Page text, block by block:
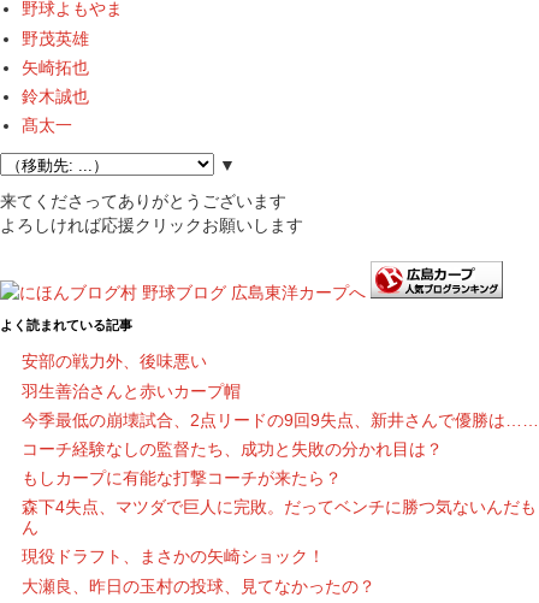
野球よもやま
野茂英雄
矢崎拓也
鈴木誠也
髙太一
▼
来てくださってありがとうございます
よろしければ応援クリックお願いします
よく読まれている記事
安部の戦力外、後味悪い
羽生善治さんと赤いカープ帽
今季最低の崩壊試合、2点リードの9回9失点、新井さんで優勝は……
コーチ経験なしの監督たち、成功と失敗の分かれ目は？
もしカープに有能な打撃コーチが来たら？
森下4失点、マツダで巨人に完敗。だってベンチに勝つ気ないんだも
ん
現役ドラフト、まさかの矢崎ショック！
大瀬良、昨日の玉村の投球、見てなかったの？